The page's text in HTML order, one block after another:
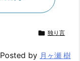
 独り言
Posted by 月ヶ瀬 樹